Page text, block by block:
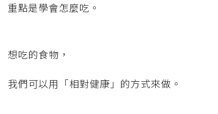
重點是學會怎麼吃。
想吃的食物，
我們可以用「相對健康」的方式來做。